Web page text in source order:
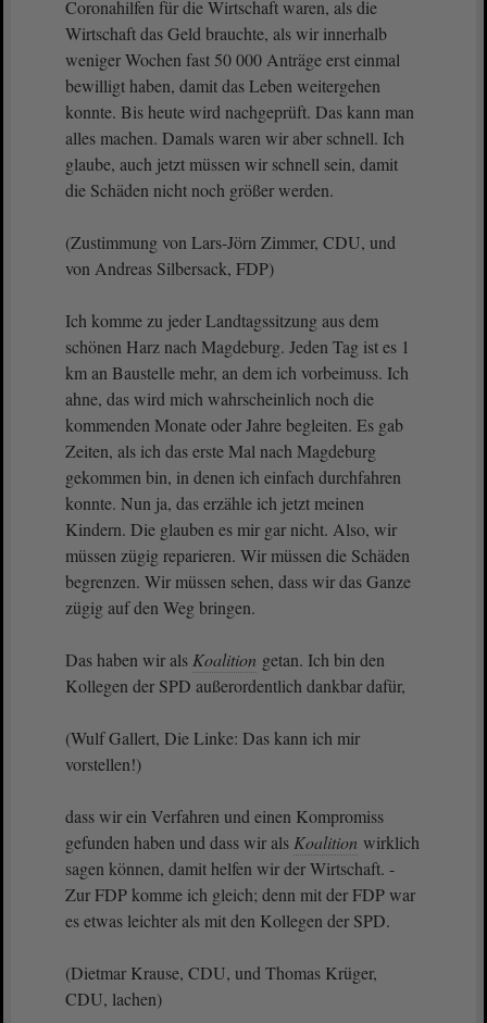
Coronahilfen für die Wirtschaft waren, als die
Wirtschaft das Geld brauchte, als wir innerhalb
weniger Wochen fast 50 000 Anträge erst einmal
bewilligt haben, damit das Leben weitergehen
konnte. Bis heute wird nachgeprüft. Das kann man
alles machen. Damals waren wir aber schnell. Ich
glaube, auch jetzt müssen wir schnell sein, damit
die Schäden nicht noch größer werden.
(Zustimmung von Lars-Jörn Zimmer, CDU, und
von Andreas Silbersack, FDP)
Ich komme zu jeder Landtagssitzung aus dem
schönen Harz nach Magdeburg. Jeden Tag ist es 1
km an Baustelle mehr, an dem ich vorbeimuss. Ich
ahne, das wird mich wahrscheinlich noch die
kommenden Monate oder Jahre begleiten. Es gab
Zeiten, als ich das erste Mal nach Magdeburg
gekommen bin, in denen ich einfach durchfahren
konnte. Nun ja, das erzähle ich jetzt meinen
Kindern. Die glauben es mir gar nicht. Also, wir
müssen zügig reparieren. Wir müssen die Schäden
begrenzen. Wir müssen sehen, dass wir das Ganze
zügig auf den Weg bringen.
Das haben wir als Koalition getan. Ich bin den
Kollegen der SPD außerordentlich dankbar dafür,
(Wulf Gallert, Die Linke: Das kann ich mir
vorstellen!)
dass wir ein Verfahren und einen Kompromiss
gefunden haben und dass wir als Koalition wirklich
sagen können, damit helfen wir der Wirtschaft. -
Zur FDP komme ich gleich; denn mit der FDP war
es etwas leichter als mit den Kollegen der SPD.
(Dietmar Krause, CDU, und Thomas Krüger,
CDU, lachen)